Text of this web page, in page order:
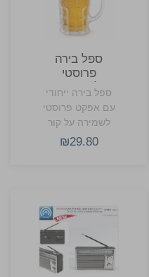
ספל בירה
פרוסטי
להקפאה
ספל בירה ייחודי
עם אפקט פרוסטי
לשמירה על קור
המשקה לאורך זמן.
₪29.80